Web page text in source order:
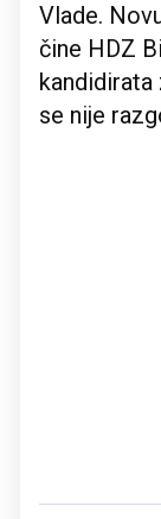
Vlade.
čine HDZ
se nije